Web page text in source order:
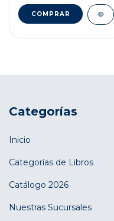
Categorías
Inicio
Categorías de Libros
Catálogo 2026
Nuestras Sucursales